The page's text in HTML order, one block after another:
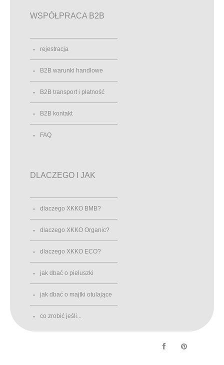
WSPÓŁPRACA B2B
rejestracja
B2B warunki handlowe
B2B transport i płatność
B2B kontakt
FAQ
DLACZEGO I JAK
dlaczego XKKO BMB?
dlaczego XKKO Organic?
dlaczego XKKO ECO?
jak dbać o pieluszki
jak dbać o majtki otulające
co zrobić jeśli...